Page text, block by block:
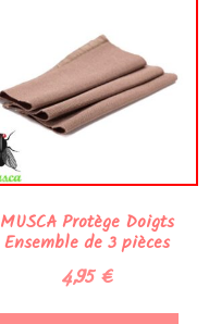
MUSCA Protège Doigts
Ensemble de 3 pièces
4,95€